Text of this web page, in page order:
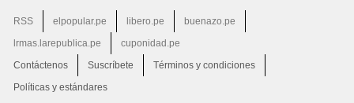
RSS elpopular.pe libero.pe
buenazo.pe
lrmas.larepublica.pe
cuponidad.pe
Contáctenos
Suscríbete
Términos y condiciones
Políticas y estándares